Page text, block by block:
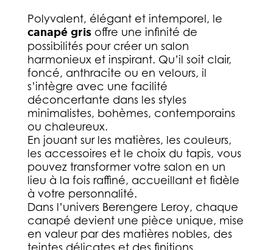
Polyvalent, élégant et intemporel, le
canapé grisoffre une infinité de
possibilités pour créer un salon
harmonieux et inspirant. Qu’il soit clair,
foncé, anthracite ou en velours, il
s’intègre avec une facilité
déconcertante dans les styles
minimalistes, bohèmes, contemporains
ou chaleureux.
En jouant sur les matières, les couleurs,
les accessoires et le choix du tapis, vous
pouvez transformer votre salon en un
lieu à la fois raffiné, accueillant et fidèle
à votre personnalité.
Dans l’univers Berengere Leroy, chaque
canapé devient une pièce unique, mise
en valeur par des matières nobles, des
teintes délicates et des finitions